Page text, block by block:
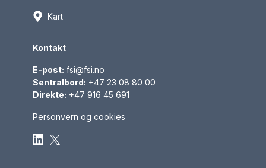
Kart
Kontakt
E-post: fsi@fsi.no
Sentralbord: +47 23 08 80 00
Direkte: +47 916 45 691
Personvern og cookies